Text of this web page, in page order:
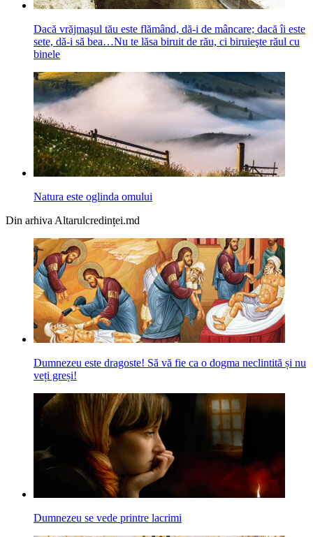
Dacă vrăjmaşul tău este flămând, dă-i de mâncare; dacă îi este
sete, dă-i să bea…Nu te lăsa biruit de rău, ci biruieşte răul cu
binele
Natura este oglinda omului
Din arhiva Altarulcredinței.md
Dumnezeu este dragoste! Să vă fie ca o dogma neclintită și nu
veți greși!
Dumnezeu se vede printre lacrimi